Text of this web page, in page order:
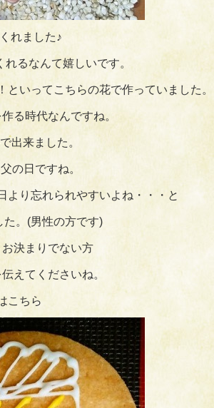
れました♪
るなんて嬉しいです。
いってこちらの花で作っていました。
る時代なんですね。
出来ました。
の日ですね。
より忘れられやすいよね・・・と
た。(男性の方です)
決まりでない方
えてくださいね。
こちら